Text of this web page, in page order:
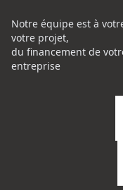
Notre équipe est à
votre projet,
du financement de
entreprise